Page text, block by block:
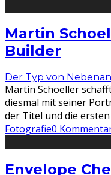
Martin
Builder
Der Typ von Nebenan
Martin Schoeller
diesmal mit seiner
der Titel und die
Fotografie0
Envelope